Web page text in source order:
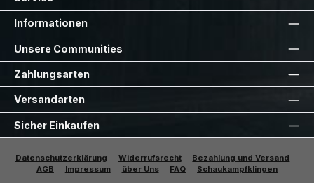
Informationen
Unsere Communities
Zahlungsarten
Versandarten
Sicher Einkaufen
Datenschutzerklärung Widerrufsrecht
Bezahlung und Versand
AGB
Impressum über Uns FAQ Schaukampfklingen